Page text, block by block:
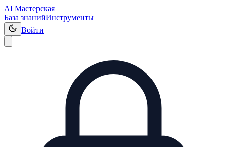
AI Мастерская
База знанийИнструменты
Войти